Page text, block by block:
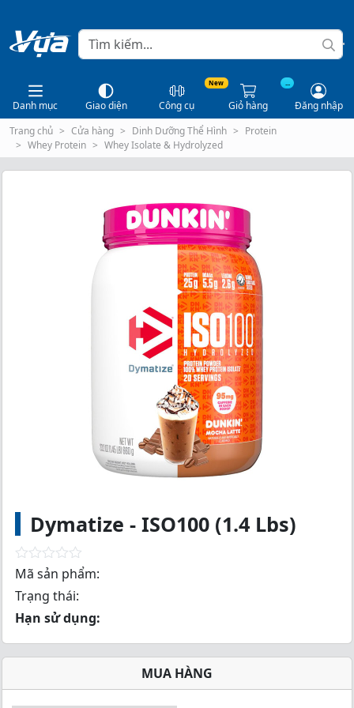
Danh mục Giao diện
New
Công cụ
...
Giỏ hàng
Đăng nhập
Trang chủ
Cửa hàng Dinh Dưỡng Thể Hình
Protein
Whey Protein
Whey Isolate & Hydrolyzed
Dymatize - ISO100 (1.4 Lbs)
R
t
d
o
u
Mã sản phẩm:
Trạng thái:
Hạn sử dụng:
MUA HÀNG